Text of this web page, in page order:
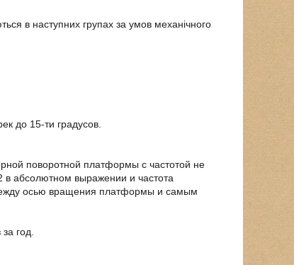
в наступних групах за умов механічного
до 15-ти градусов.
поворотной платформы с частотой не
в абсолютном выражении и частота
осью вращения платформы и самым
год.